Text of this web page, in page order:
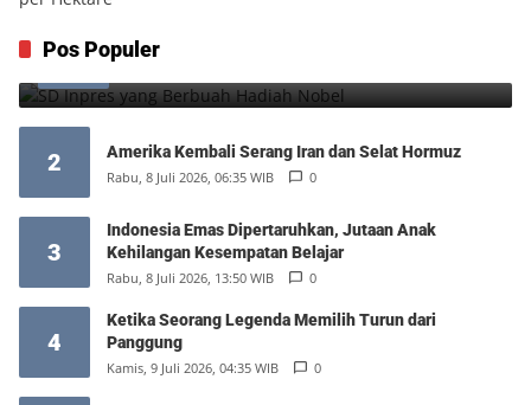
Pos Populer
1 SD Inpres yang Berbuah Hadiah Nobel
2 Amerika Kembali Serang Iran dan Selat Hormuz
Rabu, 8 Juli 2026, 06:35 WIB 0
3
Indonesia Emas Dipertaruhkan, Jutaan Anak
Kehilangan Kesempatan Belajar
Rabu, 8 Juli 2026, 13:50 WIB 0
4
Ketika Seorang Legenda Memilih Turun dari
Panggung
Kamis, 9 Juli 2026, 04:35 WIB 0